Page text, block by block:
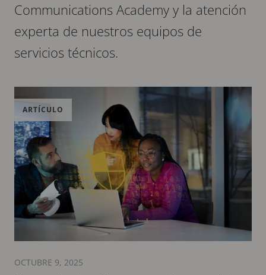
Communications Academy y la atención
experta de nuestros equipos de
servicios técnicos.
ARTÍCULO
OCTUBRE 9, 2025